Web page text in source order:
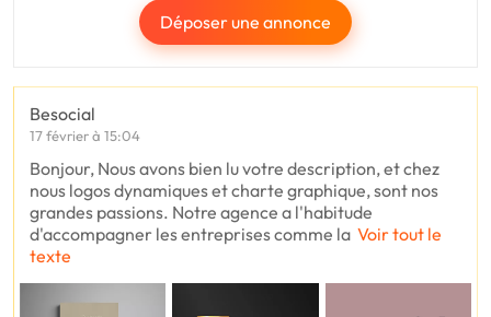
Déposer une annonce
Besocial
17 février à 15:04
Bonjour, Nous avons bien lu votre description, et chez
nous logos dynamiques et charte graphique, sont nos
grandes passions. Notre agence a l'habitude
d'accompagner les entreprises comme la Voir tout le
texte